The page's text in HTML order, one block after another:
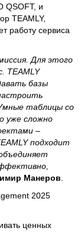
QSOFT, и
TEAMLY,
работу сервиса
Для этого
TEAMLY
базы
таблицы со
уже сложно
–
подходит
Манеров
2025
ценных